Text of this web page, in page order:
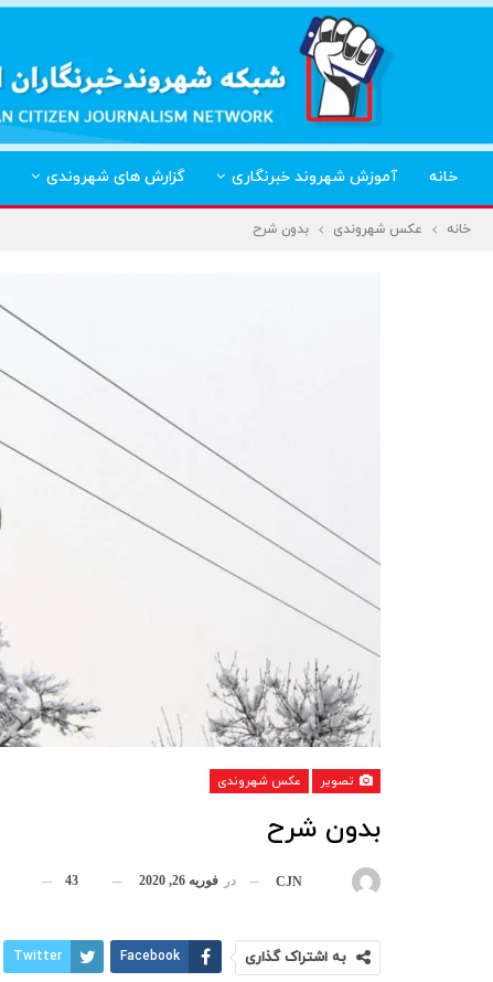
خانه آموزش شهروند خبرنگاری گزارش های شهروندی
خانه عکس شهروندی بدون شرح
تصویر عکس شهروندی
بدون شرح
CJN در فوریه 26, 2020 43
به اشتراک گذاری Facebook
Twitter